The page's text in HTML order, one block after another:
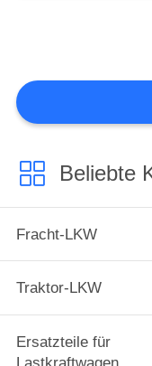
Beliebte
Fracht-LKW
Traktor-LKW
Ersatzteile für